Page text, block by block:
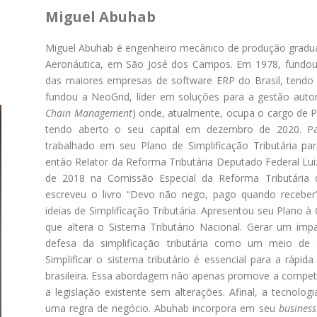
Miguel Abuhab
Miguel Abuhab é engenheiro mecânico de produção
Aeronáutica, em São José dos Campos. Em 1978,
das maiores empresas de software ERP do Brasil,
fundou a NeoGrid, líder em soluções para a gestão
Chain Management) onde, atualmente, ocupa o cargo de
tendo aberto o seu capital em dezembro de 2020.
trabalhado em seu Plano de Simplificação Tributária
então Relator da Reforma Tributária Deputado Federal
de 2018 na Comissão Especial da Reforma
escreveu o livro “Devo não nego, pago quando
ideias de Simplificação Tributária. Apresentou seu Plano à
que altera o Sistema Tributário Nacional. Gerar um
defesa da simplificação tributária como um meio de
Simplificar o sistema tributário é essencial para a
brasileira. Essa abordagem não apenas promove a
a legislação existente sem alterações. Afinal, a
uma regra de negócio. Abuhab incorpora em seu